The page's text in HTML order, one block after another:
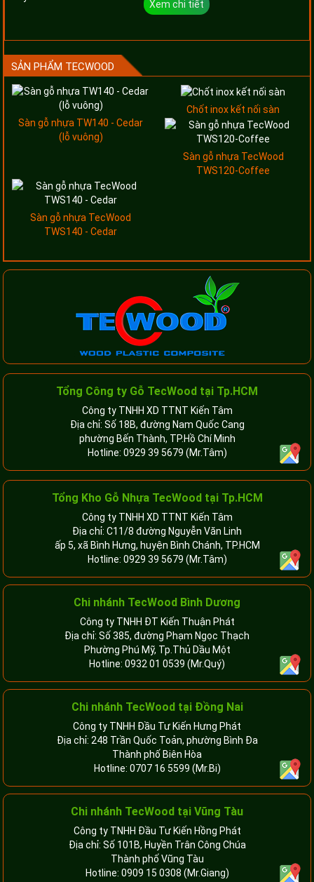
Xem chi tiết
SẢN PHẨM TECWOOD
Sàn gỗ nhựa TW140 - Cedar
(lỗ vuông)
Chốt inox kết nối sàn
Sàn gỗ nhựa TecWood
TWS120-Coffee
Sàn gỗ nhựa TecWood
TWS140 - Cedar
Tổng Công ty Gỗ TecWood tại Tp.HCM
Công ty TNHH XD TTNT Kiến Tâm
Địa chỉ: Số 18B, đường Nam Quốc Cang
phường Bến Thành, TP.Hồ Chí Minh
Hotline: 0929 39 5679 (Mr.Tâm)
Tổng Kho Gỗ Nhựa TecWood tại Tp.HCM
Công ty TNHH XD TTNT Kiến Tâm
Địa chỉ: C11/8 đường Nguyễn Văn Linh
ấp 5, xã Bình Hưng, huyện Bình Chánh, TP.HCM
Hotline: 0929 39 5679 (Mr.Tâm)
Chi nhánh TecWood Bình Dương
Công ty TNHH ĐT Kiến Thuận Phát
Địa chỉ: Số 385, đường Phạm Ngọc Thạch
Phường Phú Mỹ, Tp.Thủ Dầu Một
Hotline: 0932 01 0539 (Mr.Quý)
Chi nhánh TecWood tại Đồng Nai
Công ty TNHH Đầu Tư Kiến Hưng Phát
Địa chỉ: 248 Trần Quốc Toản, phường Bình Đa
Thành phố Biên Hòa
Hotline: 0707 16 5599 (Mr.Bi)
Chi nhánh TecWood tại Vũng Tàu
Công ty TNHH Đầu Tư Kiến Hồng Phát
Địa chỉ: Số 101B, Huyền Trân Công Chúa
Thành phố Vũng Tàu
Hotline: 0909 15 0308 (Mr.Giang)